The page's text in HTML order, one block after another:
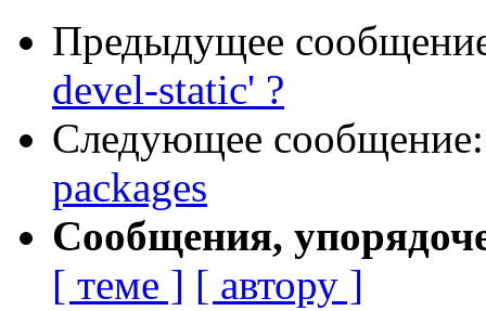
Предыдущее
devel-static' ?
Следующее
packages
Сообщения,
[ теме ] [ автору ]